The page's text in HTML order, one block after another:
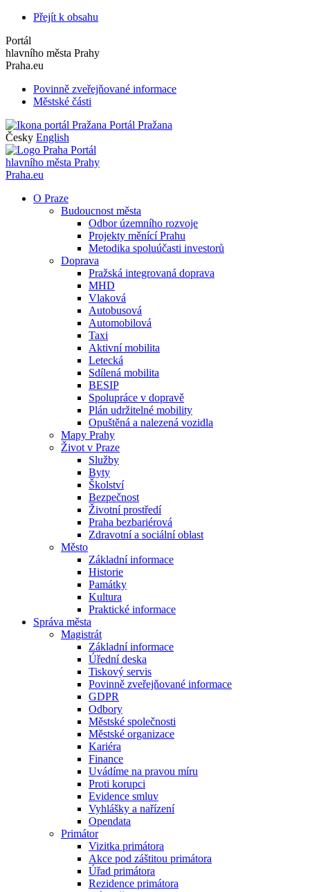
Přejít k obsahu
Portál
hlavního města Prahy
Praha.eu
Povinně zveřejňované informace
Městské části
Portál Pražana
Česky English
Portál
hlavního města Prahy
Praha.eu
O Praze
Budoucnost města
Odbor územního rozvoje
Projekty měnící Prahu
Metodika spoluúčasti investorů
Doprava
Pražská integrovaná doprava
MHD
Vlaková
Autobusová
Automobilová
Taxi
Aktivní mobilita
Letecká
Sdílená mobilita
BESIP
Spolupráce v dopravě
Plán udržitelné mobility
Opuštěná a nalezená vozidla
Mapy Prahy
Život v Praze
Služby
Byty
Školství
Bezpečnost
Životní prostředí
Praha bezbariérová
Zdravotní a sociální oblast
Město
Základní informace
Historie
Památky
Kultura
Praktické informace
Správa města
Magistrát
Základní informace
Úřední deska
Tiskový servis
Povinně zveřejňované informace
GDPR
Odbory
Městské společnosti
Městské organizace
Kariéra
Finance
Uvádíme na pravou míru
Proti korupci
Evidence smluv
Vyhlášky a nařízení
Opendata
Primátor
Vizitka primátora
Akce pod záštitou primátora
Úřad primátora
Rezidence primátora